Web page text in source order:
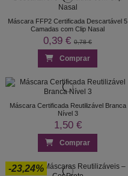
Máscara FFP2 Certificada Descartável 5
Camadas com Clip Nasal
0,39 € 0,78 €
Comprar
Máscara Certificada Reutilizável Branca
Nível 3
1,50 €
Comprar
-23,24%